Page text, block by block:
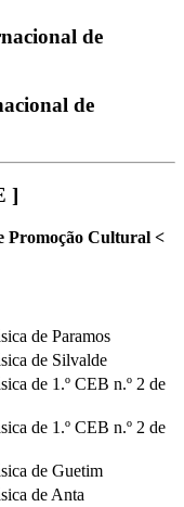
de
de
]
Promoção Cultural <
de Paramos
de Silvalde
de 1.º CEB n.º 2 de
de 1.º CEB n.º 2 de
de Guetim
de Anta